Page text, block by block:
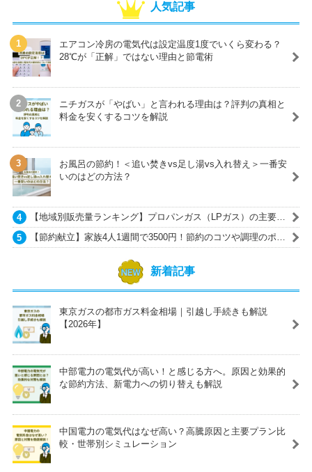
人気記事
エアコン冷房の電気代は設定温度1度でいくら変わる？
28℃が「正解」ではない理由と節電術
ニチガスが「やばい」と言われる理由は？評判の真相と
料金を安くするコツを解説
お風呂の節約！＜追い焚きvs足し湯vs入れ替え＞一番安
いのはどの方法？
【地域別販売量ランキング】プロパンガス（LPガス）の主要ガ
ス会社一覧
【節約献立】家族4人1週間で3500円！節約のコツや調理のポイ
ントも紹介
新着記事
東京ガスの都市ガス料金相場｜引越し手続きも解説
【2026年】
中部電力の電気代が高い！と感じる方へ。原因と効果的
な節約方法、新電力への切り替えも解説
中国電力の電気代はなぜ高い？高騰原因と主要プラン比
較・世帯別シミュレーション